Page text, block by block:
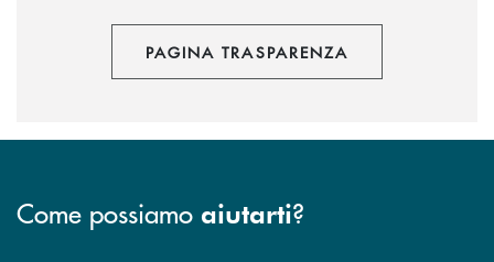
PAGINA TRASPARENZA
Come possiamo aiutarti?